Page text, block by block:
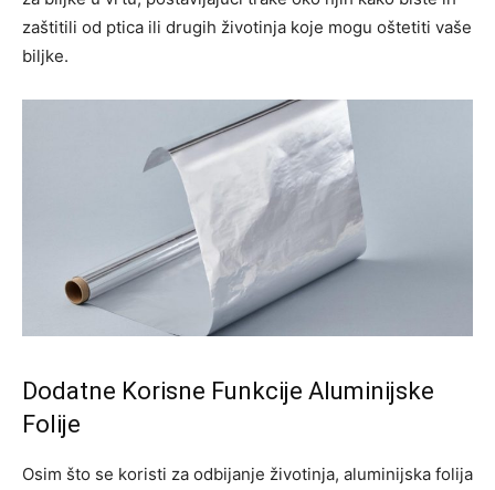
zaštitili od ptica ili drugih životinja koje mogu oštetiti vaše
biljke.
Dodatne Korisne Funkcije Aluminijske
Folije
Osim što se koristi za odbijanje životinja, aluminijska folija